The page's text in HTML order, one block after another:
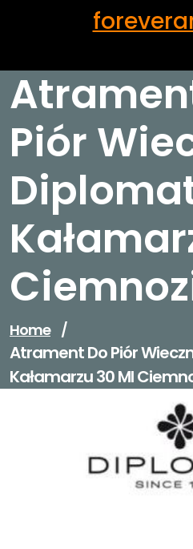
Piór
Home /
Atrament Do Piór
Kałamarzu 30 Ml